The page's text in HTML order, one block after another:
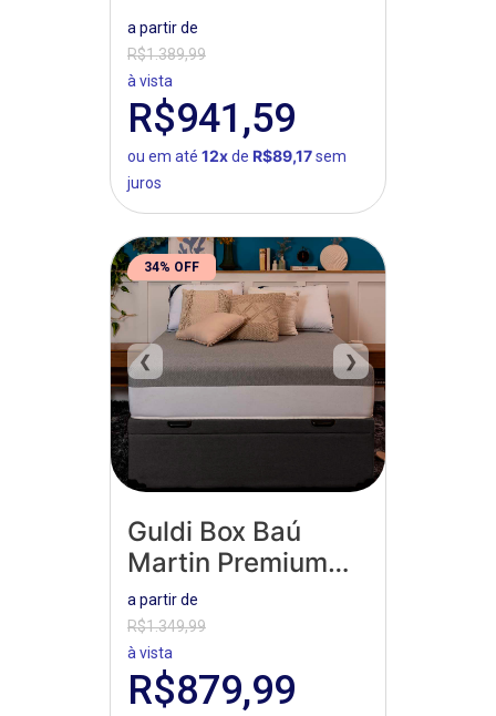
a partir de
R$1.389,99
à vista
R$941,59
ou em até 12xde R$89,17sem
juros
34% OFF
❮ ❯
Guldi Box Baú
Martin Premium
Suede
a partir de
R$1.349,99
à vista
R$879,99